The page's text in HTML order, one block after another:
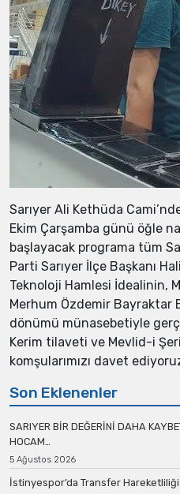
Sarıyer Ali Kethüda
Ekim Çarşamba günü öğle
başlayacak programa tüm
Parti Sarıyer İlçe Başkanı
Teknoloji Hamlesi İdealinin,
Merhum Özdemir Bayraktar
dönümü münasebetiyle
Kerim tilaveti ve Mevlid-i
komşularımızı davet
Son Eklenenler
SARIYER BİR DEĞERİNİ DAHA
HOCAM…
5 Ağustos 2026
İstinyespor’da Transfer